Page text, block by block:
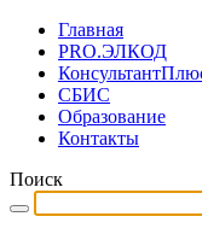
Главная
PRO.ЭЛКОД
СБИС
Образование
Контакты
Поиск